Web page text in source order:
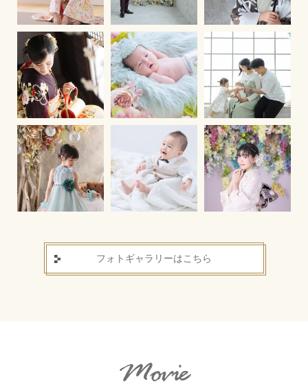
フォトギャラリーはこちら